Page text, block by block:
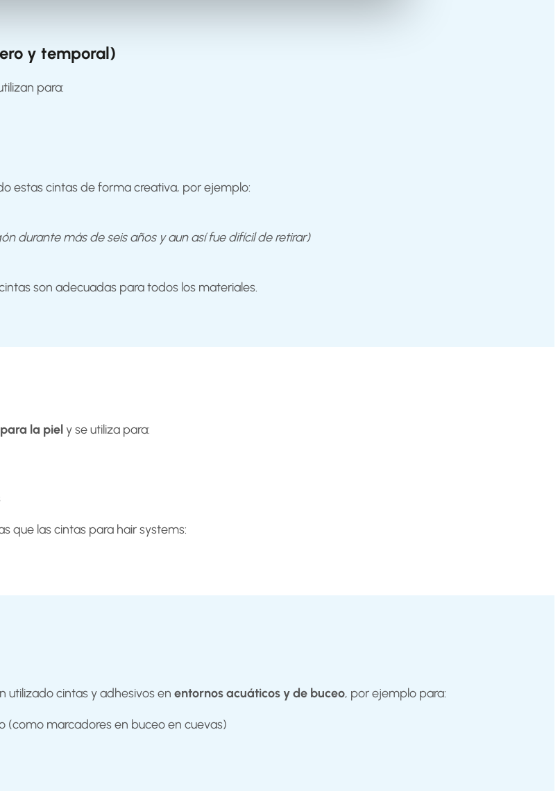
y temporal)
para:
estas cintas de forma creativa, por ejemplo:
durante más de seis años y aun así fue difícil de retirar)
son adecuadas para todos los materiales.
la piely se utiliza para:
que las cintas para hair systems:
utilizado cintas y adhesivos en entornos acuáticos y de buceo, por ejemplo para:
marcadores en buceo en cuevas)